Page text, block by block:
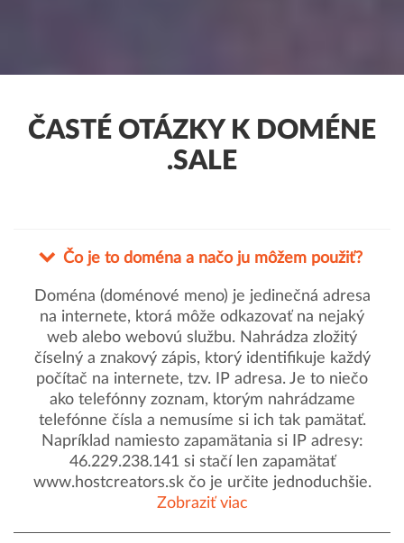
ČASTÉ OTÁZKY K DOMÉNE
.SALE
Čo je to doména a načo ju môžem použiť?
Doména (doménové meno) je jedinečná adresa
na internete, ktorá môže odkazovať na nejaký
web alebo webovú službu. Nahrádza zložitý
číselný a znakový zápis, ktorý identifikuje každý
počítač na internete, tzv. IP adresa. Je to niečo
ako telefónny zoznam, ktorým nahrádzame
telefónne čísla a nemusíme si ich tak pamätať.
Napríklad namiesto zapamätania si IP adresy:
46.229.238.141 si stačí len zapamätať
www.hostcreators.sk čo je určite jednoduchšie.
Zobraziť viac